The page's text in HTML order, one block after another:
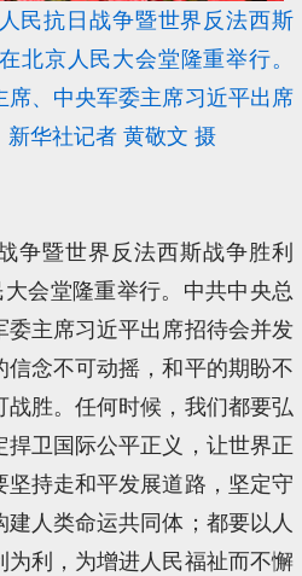
民抗日战争暨世界反法西斯
北京人民大会堂隆重举行。
席、中央军委主席习近平出席
华社记者 黄敬文 摄
争暨世界反法西斯战争胜利
会堂隆重举行。中共中央总
主席习近平出席招待会并发
念不可动摇，和平的期盼不
胜。任何时候，我们都要弘
卫国际公平正义，让世界正
持走和平发展道路，坚定守
人类命运共同体；都要以人
为利，为增进人民福祉而不懈